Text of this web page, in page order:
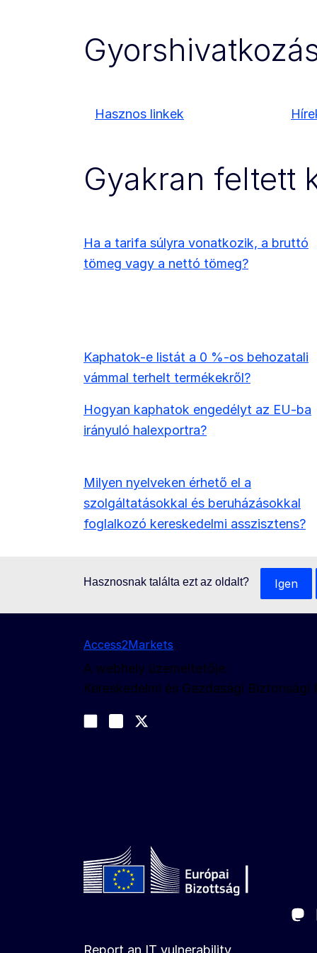
Hasznos linkek
Gyakran feltett
Ha a tarifa súlyra vonatkozik, a bruttó
tömeg vagy a nettó tömeg?
Kaphatok-e listát a 0 %-os behozatali
vámmal terhelt termékekről?
Hogyan kaphatok engedélyt az EU-ba
irányuló halexportra?
Milyen nyelveken érhető el a
szolgáltatásokkal és beruházásokkal
foglalkozó kereskedelmi asszisztens?
Hasznosnak találta ezt az oldalt? Igen
Access2Markets
A webhely üzemeltetője:
Kereskedelmi és Gazdasági Biztonsági
Join us on LinkedIn
Trade-Off podcast